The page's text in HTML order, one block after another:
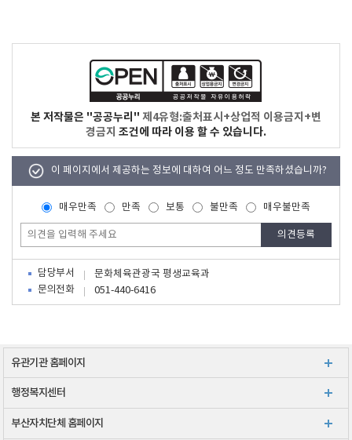
본 저작물은 "공공누리" 제4유형:출처표시+상업적 이용금지+변
경금지 조건에 따라 이용 할 수 있습니다.
이 페이지에서 제공하는 정보에 대하여 어느 정도 만족하셨습니까?
매우만족 만족 보통 불만족 매우불만족
담당부서
문화체육관광국 평생교육과
문의전화
051-440-6416
유관기관 홈페이지
행정복지센터
부산자치단체 홈페이지